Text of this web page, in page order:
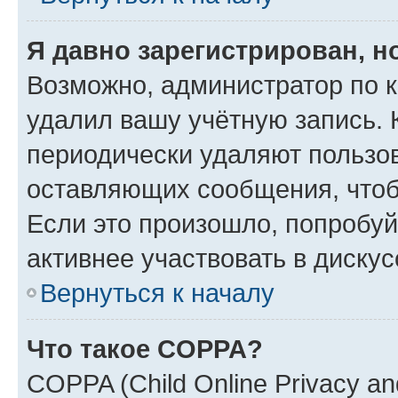
Я давно зарегистрирован,
Возможно, администратор по
удалил вашу учётную запись.
периодически удаляют
оставляющих сообщения,
Если это произошло,
активнее участвовать в
Вернуться к началу
Что такое COPPA?
COPPA (Child Online Privacy